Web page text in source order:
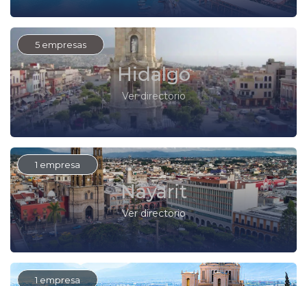
Hidalgo
Ver directorio
5 empresas
Nayarit
Ver directorio
1 empresa
1 empresa